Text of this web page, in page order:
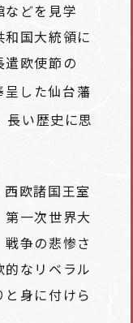
などを見学
国大統領に
欧使節の
した仙台藩
長い歴史に思
欧諸国王室
一次世界大
争の悲惨さ
なリベラル
身に付けら